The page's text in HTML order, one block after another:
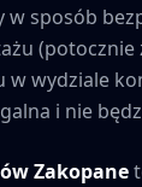
sposób
wydziale
i nie
Zakopane